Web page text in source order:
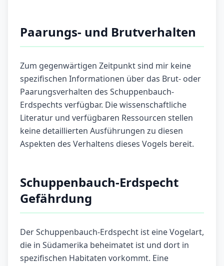
Paarungs- und Brutverhalten
Zum gegenwärtigen Zeitpunkt sind mir keine
spezifischen Informationen über das Brut- oder
Paarungsverhalten des Schuppenbauch-
Erdspechts verfügbar. Die wissenschaftliche
Literatur und verfügbaren Ressourcen stellen
keine detaillierten Ausführungen zu diesen
Aspekten des Verhaltens dieses Vogels bereit.
Schuppenbauch-Erdspecht
Gefährdung
Der Schuppenbauch-Erdspecht ist eine Vogelart,
die in Südamerika beheimatet ist und dort in
spezifischen Habitaten vorkommt. Eine